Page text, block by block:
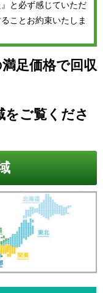
と必ず感じていただ
ことお約束いたしま
足価格で回収
をご覧くださ